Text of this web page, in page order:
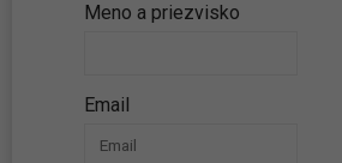
Meno a priezvisko
Email